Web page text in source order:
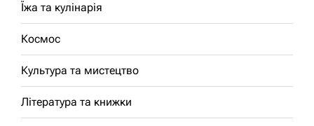
Їжа та кулінарія
Космос
Культура та мистецтво
Література та книжки